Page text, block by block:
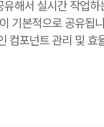
해서 실시간 작업
기본적으로 공유됩
컴포넌트 관리 및 효